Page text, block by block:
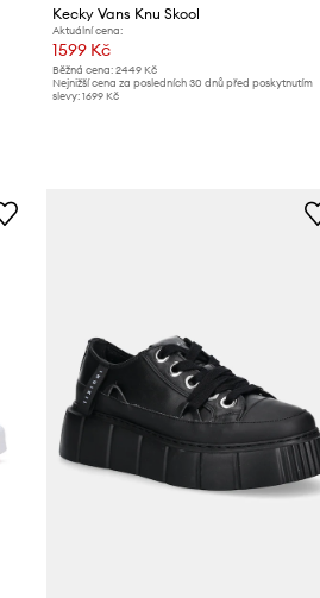
Kecky Vans Knu Skool
Aktuální cena:
1599 Kč
Běžná cena: 2449 Kč
Nejnižší cena za posledních 30 dnů před poskytnutím
slevy: 1699 Kč